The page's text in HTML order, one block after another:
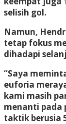
selisih gol.
Namun,
tetap fokus
dihadapi
“Saya
euforia
kami masih
menanti pada
taktik berusia